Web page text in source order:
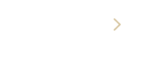
Next